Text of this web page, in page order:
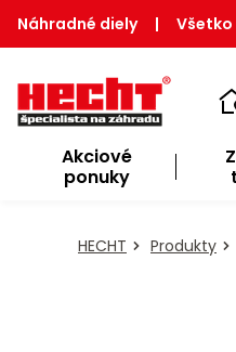
Náhradné diely | Všetko
Akciové
ponuky
HECHT Produkty